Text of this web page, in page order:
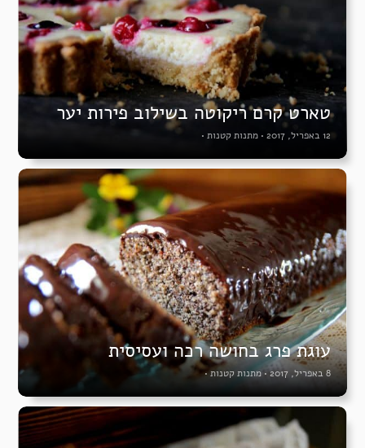
טארט קרם ריקוטה בשילוב פירות יער
12 באפריל, 2017 • מתנות קטנות •
עוגת פרג בחושה רכה ועסיסית
8 באפריל, 2017 • מתנות קטנות•